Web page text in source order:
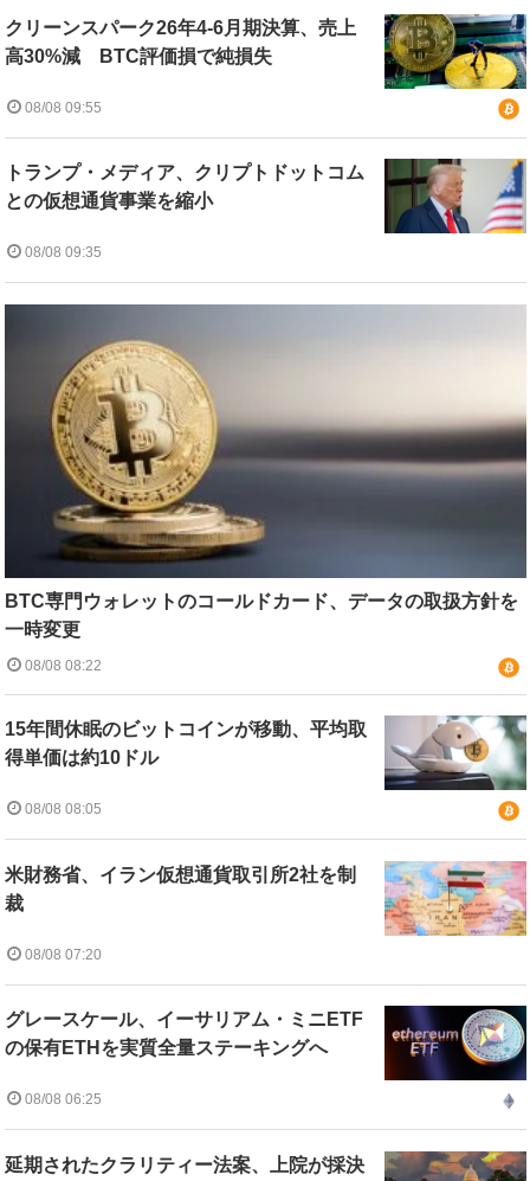
クリーンスパーク26年4-6月期決算、売上
高30%減 BTC評価損で純損失
08/08 09:55
トランプ・メディア、クリプトドットコム
との仮想通貨事業を縮小
08/08 09:35
BTC専門ウォレットのコールドカード、データの取扱方針を
一時変更
08/08 08:22
15年間休眠のビットコインが移動、平均取
得単価は約10ドル
08/08 08:05
米財務省、イラン仮想通貨取引所2社を制
裁
08/08 07:20
グレースケール、イーサリアム・ミニETF
の保有ETHを実質全量ステーキングへ
08/08 06:25
延期されたクラリティー法案、上院が採決